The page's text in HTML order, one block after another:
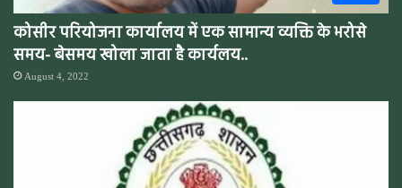
कोसीर परियोजना कार्यालय में एक सामान्य व्यक्ति के भरोसे
समय- बेसमय खोला जाता है कार्यलय..
August 4, 2022